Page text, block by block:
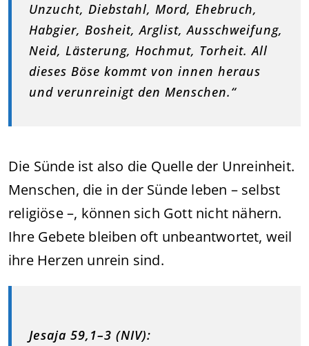
Unzucht, Diebstahl, Mord, Ehebruch,
Habgier, Bosheit, Arglist, Ausschweifung,
Neid, Lästerung, Hochmut, Torheit. All
dieses Böse kommt von innen heraus
und verunreinigt den Menschen.“
Die Sünde ist also die Quelle der Unreinheit.
Menschen, die in der Sünde leben – selbst
religiöse –, können sich Gott nicht nähern.
Ihre Gebete bleiben oft unbeantwortet, weil
ihre Herzen unrein sind.
Jesaja 59,1–3 (NIV):